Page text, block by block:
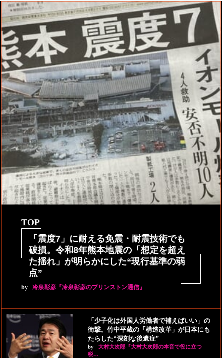
TOP
「震度7」に耐える免震・耐震技術でも
破損。令和8年熊本地震の「想定を超え
た揺れ」が明らかにした“現行基準の弱
点”
by 冷泉彰彦『冷泉彰彦のプリンストン通信』
「少子化は外国人労働者で補えばいい」の
衝撃。竹中平蔵の「構造改革」が日本にも
たらした“深刻な後遺症”
by
大村大次郎『大村大次郎の本音で役に立つ
税…